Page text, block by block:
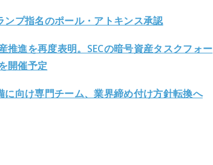
ンプ指名のポール・アトキンス承認
推進を再度表明。SECの暗号資産タスクフォー
開催予定
に向け専門チーム、業界締め付け方針転換へ